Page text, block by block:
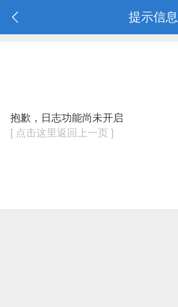
提示信息
抱歉，日志功能尚未开启
[ 点击这里返回上一页 ]